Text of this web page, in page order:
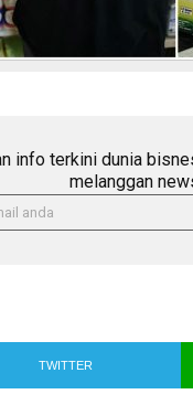
info terkini dunia
melanggan
TWITTER